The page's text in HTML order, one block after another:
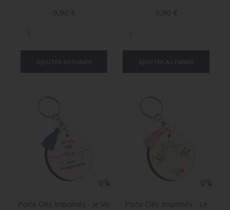
Prix
9,90 € Prix
9,90 €
Porte Clés Imprimés - Je Vis
Porte Clés Imprimés - Le